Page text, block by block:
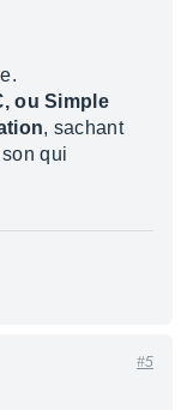
ou Simple
, sachant
qui
#5